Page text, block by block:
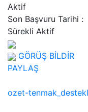
Aktif
Son Başvuru Tarihi :
Sürekli Aktif
GÖRÜŞ BİLDİR
PAYLAŞ
ozet-